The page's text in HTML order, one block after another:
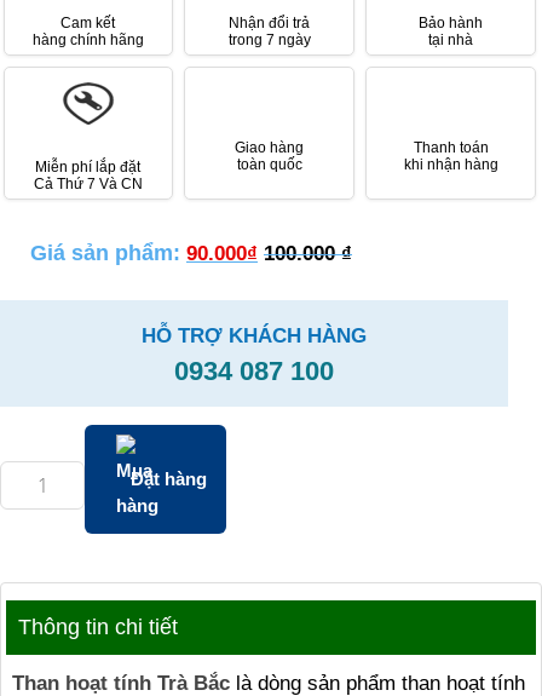
Cam kết
hàng chính hãng
Nhận đổi trả
trong 7 ngày
Bảo hành
tại nhà
Miễn phí lắp đặt
Cả Thứ 7 Và CN
Giao hàng
toàn quốc
Thanh toán
khi nhận hàng
Giá sản phẩm: 90.000₫ 100.000₫
HỖ TRỢ KHÁCH HÀNG
0934 087 100
Đặt hàng
Thông tin chi tiết
Than hoạt tính Trà Bắc là dòng sản phẩm than hoạt tính